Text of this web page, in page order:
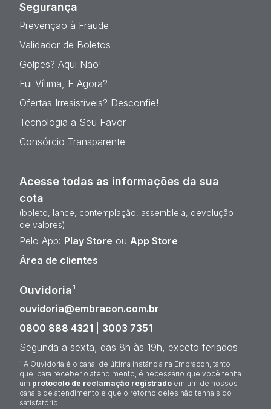
Segurança
Prevenção à Fraude
Validador de Boletos
Golpes? Aqui Não!
Fui Vítima, E Agora?
Ofertas Irresistíveis? Desconfie!
Tecnologia a Seu Favor
Consórcio Transparente
Acesse todas as informações da sua
cota
(boleto, lance, contemplação, assembleia, devolução
de valores)
Pelo App: Play Store ou App Store
Área de clientes
Ouvidoria¹
ouvidoria@embracon.com.br
0800 888 4321
3003 7351
Segunda a sexta, das 8h às 19h, exceto feriados
¹ A Ouvidoria é o canal de última instância na Embracon, tanto
que, para receber o atendimento, é necessário que você tenha
um protocolo de reclamação registrado em um de nossos
canais de atendimento e que o retorno deles não tenha sido
satisfatório.